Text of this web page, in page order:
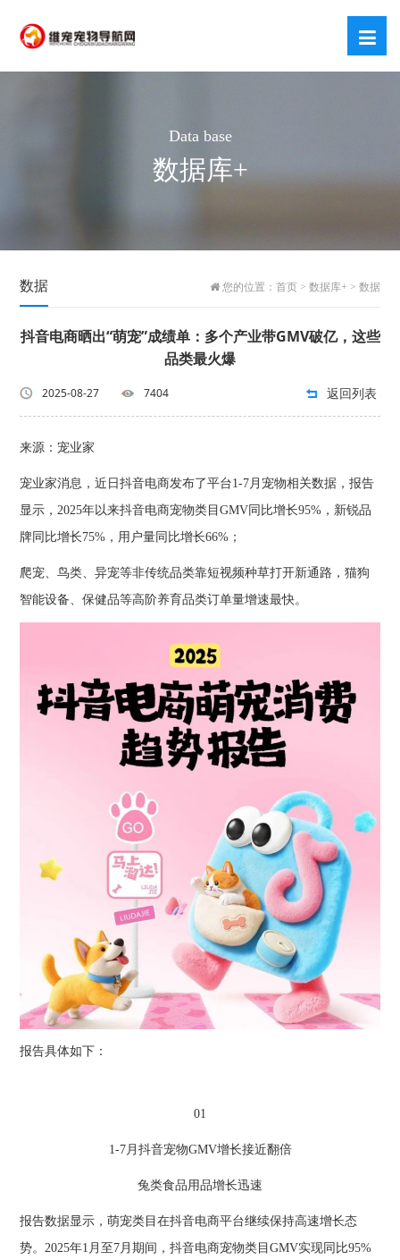
Data base
数据库+
数据 您的位置： 首页> 数据库+ > 数据
抖音电商晒出“萌宠”成绩单：多个产业带GMV破亿，这些
品类最火爆
2025-08-27 7404 返回列表
来源：宠业家
宠业家消息，近日抖音电商发布了平台1-7月宠物相关数据，报告
显示，2025年以来抖音电商宠物类目GMV同比增长95%，新锐品
牌同比增长75%，用户量同比增长66%；
爬宠、鸟类、异宠等非传统品类靠短视频种草打开新通路，猫狗
智能设备、保健品等高阶养育品类订单量增速最快。
报告具体如下：
01
1-7月抖音宠物GMV增长接近翻倍
兔类食品用品增长迅速
报告数据显示，萌宠类目在抖音电商平台继续保持高速增长态
势。2025年1月至7月期间，抖音电商宠物类目GMV实现同比95%